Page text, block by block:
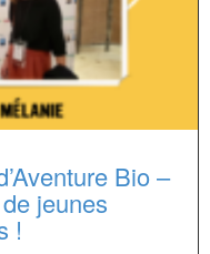
Bio –
jeunes
!